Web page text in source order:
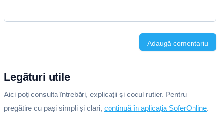
Adaugă comentariu
Legături utile
Aici poți consulta întrebări, explicații și codul rutier. Pentru
pregătire cu pași simpli și clari, continuă în aplicația SoferOnline.